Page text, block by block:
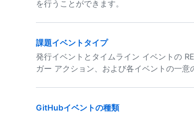
を行うことができます。
課題イベントタイプ
発行イベントとタイムライン イベントの
ガー アクション、および各イベントの一意
GitHubイベントの種類